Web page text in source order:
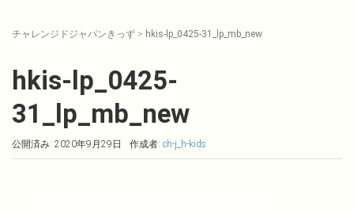
チャレンジドジャパンきっず > hkis-lp_0425-31_lp_mb_new
hkis-lp_0425-
31_lp_mb_new
公開済み: 2020年9月29日 作成者: ch-j_h-kids